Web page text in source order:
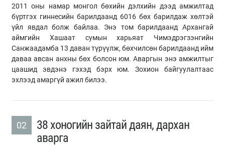
2011 оны намар монгол бөхийн дэлхийн дээд амжилтад
бүртгэх гиннесийн барилдаанд 6016 бөх барилдаж хөлтэй
үйл явдал болж байлаа. Энэ том барилдаанд Архангай
аймгийн Хашаат сумын харьяат Чимэдрэгзэнгийн
Санжаадамба 13 даван түрүүлж, бөхчилсөн барилдаанд ийм
даваа авсан анхны бөх болсон юм. Аваргын энэ амжилтыг
цаашид эвдэнэ гэхэд бэрх юм. Зохион байгуулалтаас
эхлээд амаргүй ажил билээ.
02
38 хоногийн зайтай даян, дархан
аварга